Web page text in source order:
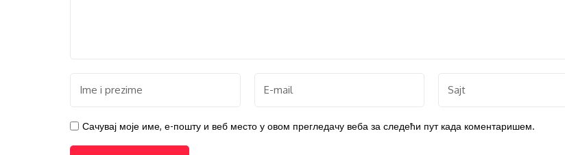
Сачувај моје име, е-пошту и веб место у овом прегледачу веба за следећи пут када коментаришем.